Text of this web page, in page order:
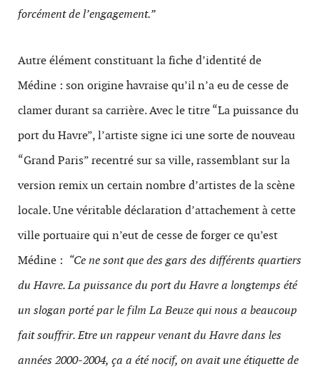
forcément de l’engagement.”
Autre élément constituant la fiche d’identité de
Médine : son origine havraise qu’il n’a eu de cesse de
clamer durant sa carrière. Avec le titre “La puissance du
port du Havre”, l’artiste signe ici une sorte de nouveau
“Grand Paris” recentré sur sa ville, rassemblant sur la
version remix un certain nombre d’artistes de la scène
locale. Une véritable déclaration d’attachement à cette
ville portuaire qui n’eut de cesse de forger ce qu’est
Médine : “Ce ne sont que des gars des différents quartiers
du Havre. La puissance du port du Havre a longtemps été
un slogan porté par le film La Beuze qui nous a beaucoup
fait souffrir. Etre un rappeur venant du Havre dans les
années 2000-2004, ça a été nocif, on avait une étiquette de